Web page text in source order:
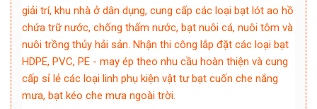
giải trí, khu nhà ở dân dụng, cung cấp các loại bạt lót ao hồ
chứa trữ nước, chống thấm nước, bạt nuôi cá, nuôi tôm và
nuôi trồng thủy hải sản. Nhận thi công lắp đặt các loại bạt
HDPE, PVC, PE - may ép theo nhu cầu hoàn thiện và cung
cấp sỉ lẻ các loại linh phụ kiện vật tư bạt cuốn che nắng
mưa, bạt kéo che mưa ngoài trời.